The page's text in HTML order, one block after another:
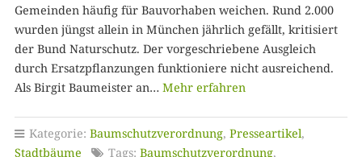
Gemeinden häufig für Bauvorhaben weichen. Rund 2.000
wurden jüngst allein in München jährlich gefällt, kritisiert
der Bund Naturschutz. Der vorgeschriebene Ausgleich
durch Ersatzpflanzungen funktioniere nicht ausreichend.
Als Birgit Baumeister an… Mehr erfahren
Kategorie: Baumschutzverordnung, Presseartikel,
Stadtbäume
Tags: Baumschutzverordnung,